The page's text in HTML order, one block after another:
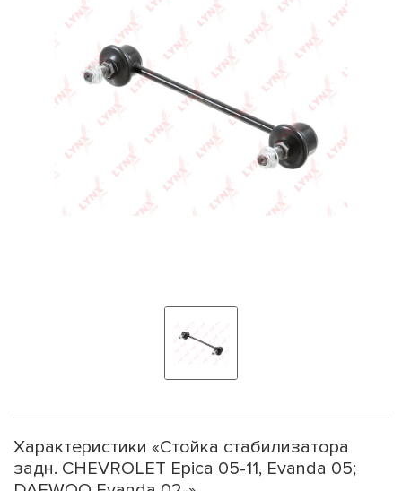
Характеристики «Стойка стабилизатора
задн. CHEVROLET Epica 05-11, Evanda 05;